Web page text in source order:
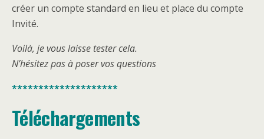
créer un compte standard en lieu et place du compte
Invité.
Voilà, je vous laisse tester cela.
N’hésitez pas à poser vos questions
********************
Téléchargements